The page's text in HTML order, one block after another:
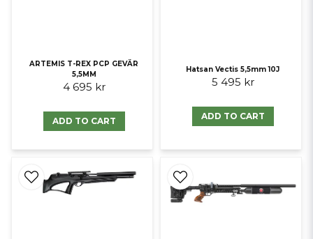
ARTEMIS T-REX PCP GEVÄR
5,5MM
4 695 kr
ADD TO CART
Hatsan Vectis 5,5mm 10J
5 495 kr
ADD TO CART